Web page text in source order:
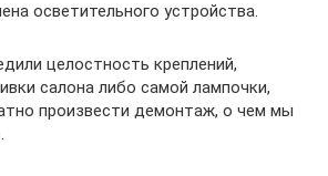
осветительного устройства.
целостность креплений,
салона либо самой лампочки,
произвести демонтаж, о чем мы